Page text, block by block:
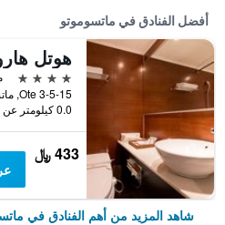
أفضل الفنادق في ماتسوموتو
4 نجوم
3-5-15 Ote, ماتسوموتو, اليابان
0.0 كيلومتر عن وسط المدينة
433 ﷼
شاهد المزيد من أهم الفنادق في